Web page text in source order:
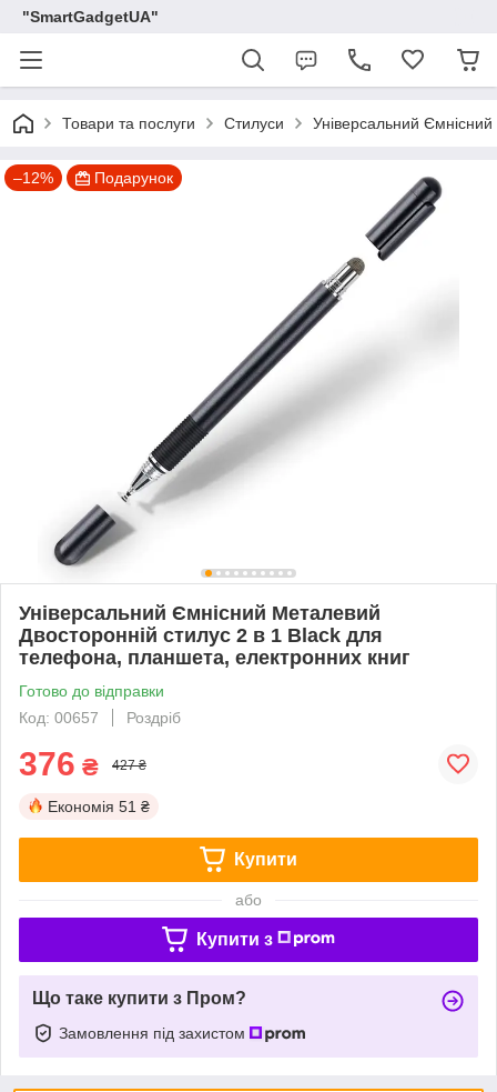
"SmartGadgetUA"
Товари та послуги Стилуси Універсальний
–12% Подарунок
Універсальний Ємнісний Металевий
Двосторонній стилус 2 в 1 Black для
телефона, планшета, електронних книг
Готово до відправки
Код: 00657
Роздріб
376 ₴ 427 ₴
Економія 51 ₴
Купити
або
Купити з
Що таке купити з Пром?
Замовлення під захистом